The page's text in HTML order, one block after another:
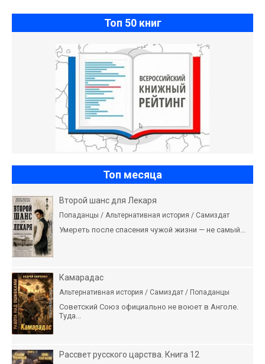
Топ 50 книг
Топ месяца
Второй шанс для Лекаря
Попаданцы / Альтернативная история / Самиздат
Умереть после спасения чужой жизни — не самый...
Камарадас
Альтернативная история / Самиздат / Попаданцы
Советский Союз официально не воюет в Анголе.
Туда...
Рассвет русского царства. Книга 12